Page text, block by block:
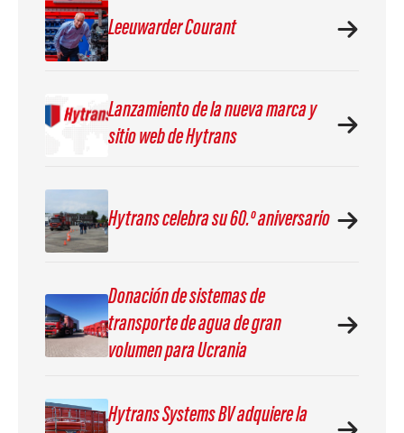
Leeuwarder Courant
Lanzamiento de la nueva marca y
sitio web de Hytrans
Hytrans celebra su 60.º aniversario
Donación de sistemas de
transporte de agua de gran
volumen para Ucrania
Hytrans Systems BV adquiere la